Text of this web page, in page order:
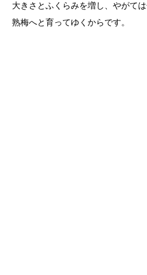
大きさとふくらみを増し、やがて
熟梅へと育ってゆくからです。